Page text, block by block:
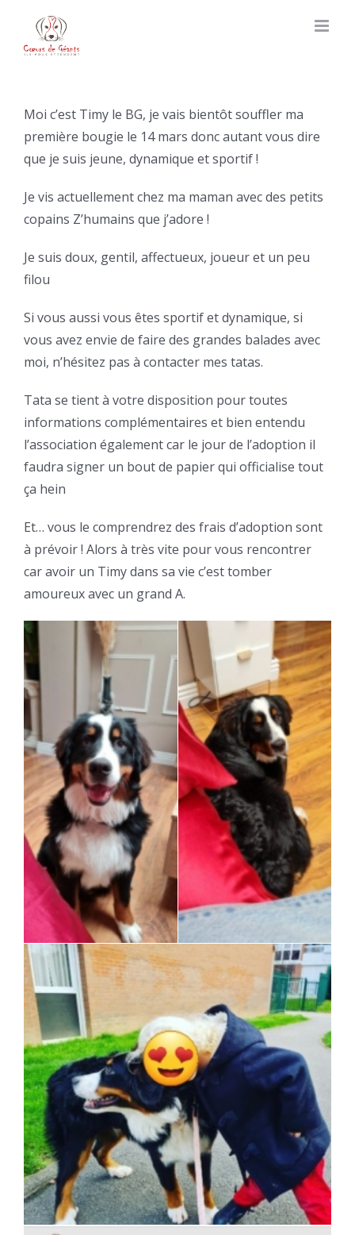
content
Moi c’est Timy le BG, je vais bientôt souffler ma
première bougie le 14 mars donc autant vous dire
que je suis jeune, dynamique et sportif !
Je vis actuellement chez ma maman avec des petits
copains Z’humains que j’adore !
Je suis doux, gentil, affectueux, joueur et un peu
filou
Si vous aussi vous êtes sportif et dynamique, si
vous avez envie de faire des grandes balades avec
moi, n’hésitez pas à contacter mes tatas.
Tata se tient à votre disposition pour toutes
informations complémentaires et bien entendu
l’association également car le jour de l’adoption il
faudra signer un bout de papier qui officialise tout
ça hein
Et… vous le comprendrez des frais d’adoption sont
à prévoir ! Alors à très vite pour vous rencontrer
car avoir un Timy dans sa vie c’est tomber
amoureux avec un grand A.